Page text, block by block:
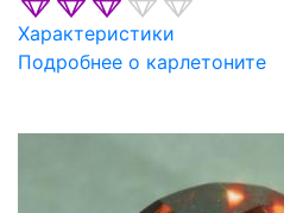
Характеристики
Подробнее о карлетоните